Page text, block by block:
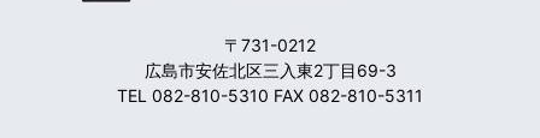
〒731-0212
広島市安佐北区三入東2丁目69-3
TEL 082-810-5310 FAX 082-810-5311